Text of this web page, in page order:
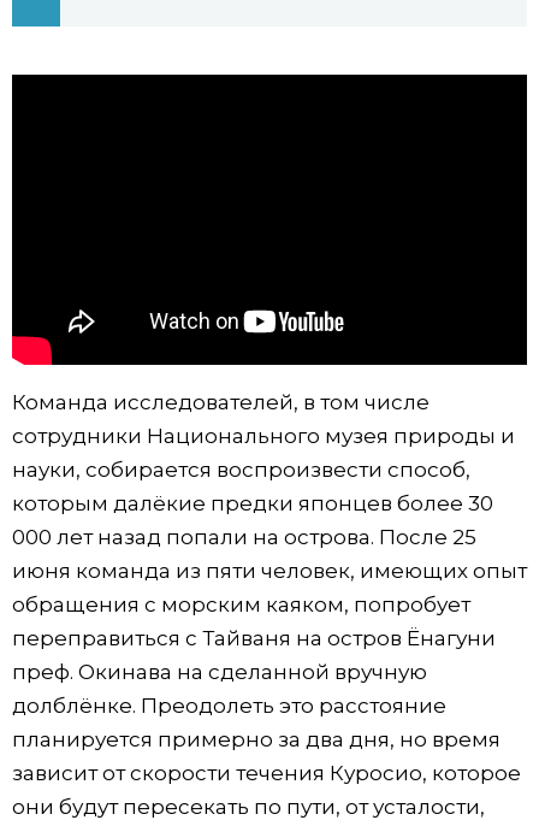
Технологии
Токио
От редакции
Команда исследователей, в том числе
сотрудники Национального музея природы и
науки, собирается воспроизвести способ,
которым далёкие предки японцев более 30
000 лет назад попали на острова. После 25
июня команда из пяти человек, имеющих опыт
обращения с морским каяком, попробует
переправиться с Тайваня на остров Ёнагуни
преф. Окинава на сделанной вручную
долблёнке. Преодолеть это расстояние
планируется примерно за два дня, но время
зависит от скорости течения Куросио, которое
они будут пересекать по пути, от усталости,